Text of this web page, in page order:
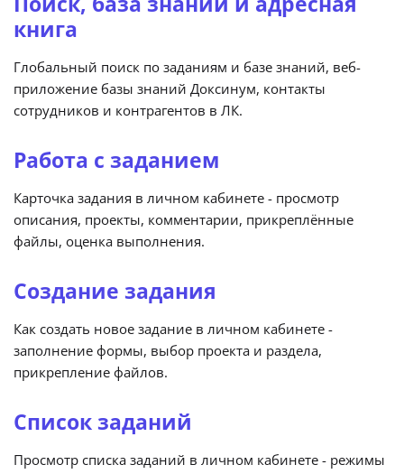
книга
Глобальный поиск по заданиям и базе знаний, веб-
приложение базы знаний Доксинум, контакты
сотрудников и контрагентов в ЛК.
Работа с заданием
Карточка задания в личном кабинете - просмотр
описания, проекты, комментарии, прикреплённые
файлы, оценка выполнения.
Создание задания
Как создать новое задание в личном кабинете -
заполнение формы, выбор проекта и раздела,
прикрепление файлов.
Список заданий
Просмотр списка заданий в личном кабинете - режимы